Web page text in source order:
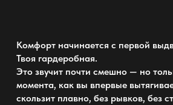
Комфорт начинается с первой
Твоя гардеробная.
Это звучит почти смешно — но
момента, как вы впервые
скользит плавно, без рывков, без